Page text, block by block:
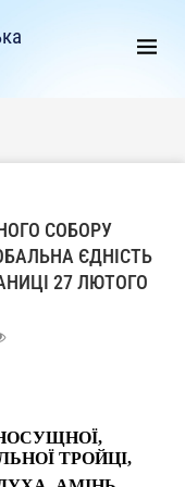
СОБОРУ
ЄДНІСТЬ
27 ЛЮТОГО
ТРОЙЦІ,